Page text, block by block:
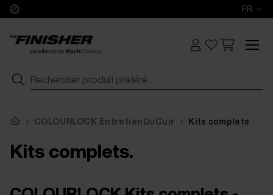
FR
COLOURLOCK EntretienDuCuir Kits complets
Kits complets.